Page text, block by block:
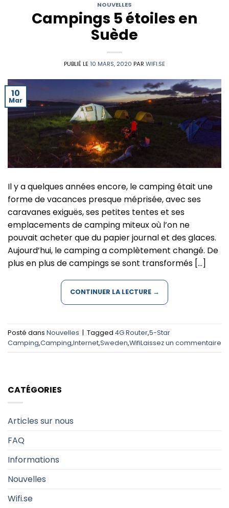
NOUVELLES
Campings 5 ​​étoiles en
Suède
PUBLIÉ LE10 MARS, 2020 PAR WIFI.SE
10
Mar
Il y a quelques années encore, le camping était une
forme de vacances presque méprisée, avec ses
caravanes exiguës, ses petites tentes et ses
emplacements de camping miteux où l’on ne
pouvait acheter que du papier journal et des glaces.
Aujourd’hui, le camping a complètement changé. De
plus en plus de campings se sont transformés […]
CONTINUER LA LECTURE →
Posté dans Nouvelles | Tagged 4G Router,5-Star
Camping,Camping,Internet,Sweden,WifiLaissez un commentaire
CATÉGORIES
Articles sur nous
FAQ
Informations
Nouvelles
Wifi.se